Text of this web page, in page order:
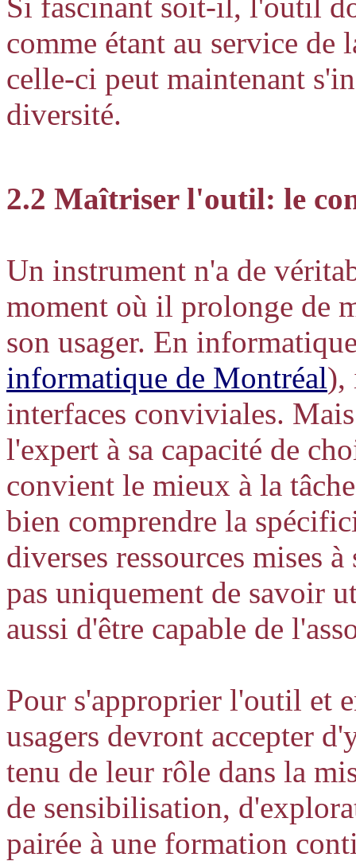
comme étant au service de
celle-ci peut maintenant
diversité.
2.2 Maîtriser l'outil: le
Un instrument n'a de
moment où il prolonge de
son usager. En
informatique de Montréal),
interfaces conviviales.
l'expert à sa capacité de
convient le mieux à la
bien comprendre la
diverses ressources mises
pas uniquement de savoir
aussi d'être capable de
Pour s'approprier l'outil et
usagers devront accepter
tenu de leur rôle dans la
de sensibilisation,
pairée à une formation